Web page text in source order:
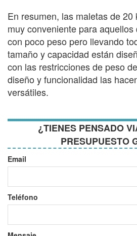
En resumen, las maletas de
muy conveniente para
con poco peso pero llevando
tamaño y capacidad están
con las restricciones de peso
diseño y funcionalidad las
versátiles.
¿TIENES PENSADO
PRESUPUESTO
Email
Teléfono